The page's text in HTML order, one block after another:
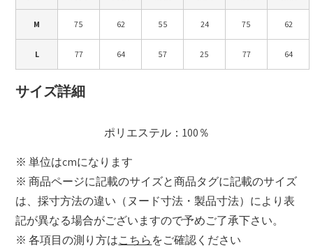
M 75 62 55 24 75 62
L 77 64 57 25 77 64
サイズ詳細
ポリエステル：100％
※ 単位はcmになります
※ 商品ページに記載のサイズと商品タグに記載のサイズ
は、採寸方法の違い（ヌード寸法・製品寸法）により表
記が異なる場合がございますので予めご了承下さい。
※ 各項目の測り方はこちらをご確認ください